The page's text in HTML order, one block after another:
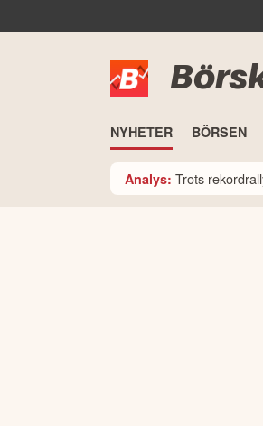
NYHETER BÖRSEN
Analys: Trots